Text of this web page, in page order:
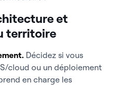
et
territoire
Décidez si vous
cloud ou un déploiement
en charge les